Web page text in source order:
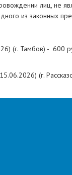
лиц, не
из законных
(г. Тамбов) - 600
(г.
условии
может